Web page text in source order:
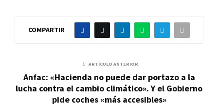
COMPARTIR
ARTÍCULO ANTERIOR
Anfac: «Hacienda no puede dar portazo a la
lucha contra el cambio climático». Y el Gobierno
pide coches «más accesibles»